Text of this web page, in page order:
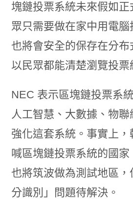
塊鏈投票系統未來假如
眾只需要做在家中用電
也將會安全的保存在分
以民眾都能清楚瀏覽投票
NEC 表示區塊鏈投票系
人工智慧、大數據、物
強化這套系統。事實上，
喊區塊鏈投票系統的國
也將筑波做為測試地區
分識別」問題待解決。